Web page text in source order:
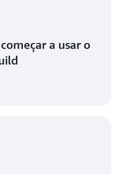
a usar o